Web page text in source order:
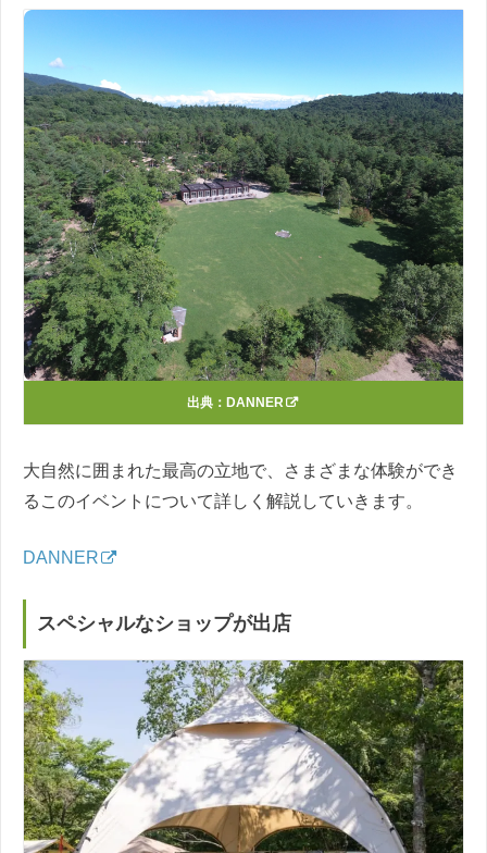
出典： DANNER
大自然に囲まれた最高の立地で、さまざまな体験ができ
るこのイベントについて詳しく解説していきます。
DANNER
スペシャルなショップが出店